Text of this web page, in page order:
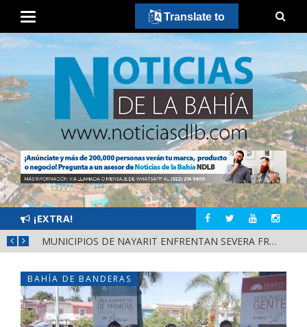
¡EXTRA!
MUNICIPIOS DE NAYARIT ENFRENTAN SEVERA FRAGILIDAD FINANCIERA POR DEUDAS Y NÓMINAS
BAHÍA DE BANDERAS
Translate to